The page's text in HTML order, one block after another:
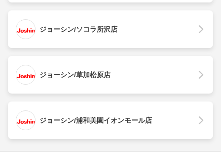
ジョーシン/ソコラ所沢店
ジョーシン/草加松原店
ジョーシン/浦和美園イオンモール店